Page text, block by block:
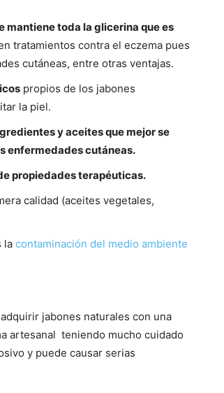
mantiene toda la glicerina que es
tratamientos contra el eczema pues
cutáneas, entre otras ventajas.
propios de los jabones
la piel.
y aceites que mejor se
enfermedades cutáneas.
propiedades terapéuticas.
calidad (aceites vegetales,
la contaminación del medio ambiente
jabones naturales con una
artesanal teniendo mucho cuidado
y puede causar serias